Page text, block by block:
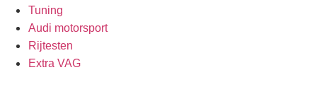
Tuning
Audi motorsport
Rijtesten
Extra VAG